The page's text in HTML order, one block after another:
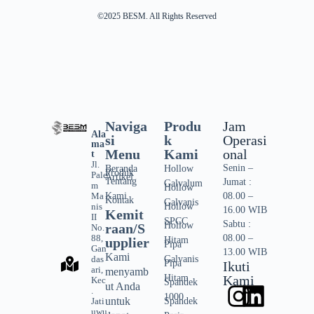
©2025 BESM. All Rights Reserved
Ala
ma
t
Jl.
Pale
m
Ma
nis
II
No.
88,
Gan
das
ari,
Kec
.
Jati
uwu
Naviga
si
Menu
Beranda
Produk
Artikel
Tentang
Kami
Kontak
Kemit
raan/S
upplier
Kami
menyamb
ut Anda
untuk
Produ
k
Kami
Hollow
Galvalum
Hollow
Galvanis
Hollow
SPCC
Hollow
Hitam
Pipa
Galvanis
Pipa
Hitam
Spandek
1000
Spandek
Jam
Operasi
onal
Senin –
Jumat :
08.00 –
16.00 WIB
Sabtu :
08.00 –
13.00 WIB
Ikuti
Kami